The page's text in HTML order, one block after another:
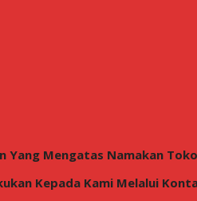
Mengatas Namakan
Kepada Kami Melalui